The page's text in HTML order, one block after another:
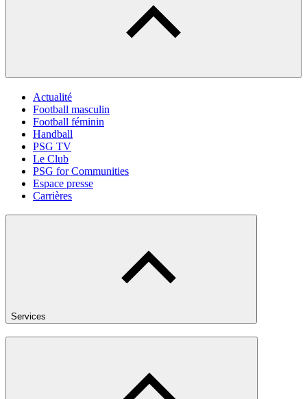
Actualité
Football masculin
Football féminin
Handball
PSG TV
Le Club
PSG for Communities
Espace presse
Carrières
Services